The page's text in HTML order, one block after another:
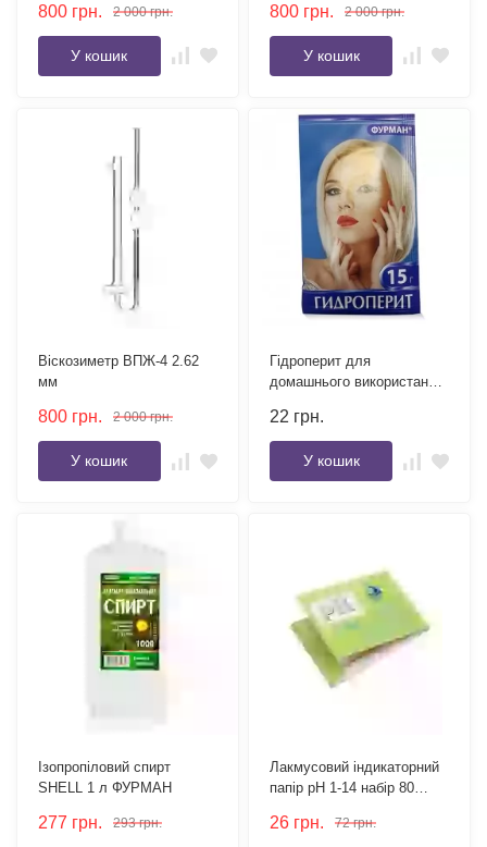
800 грн. 2 000 грн.
У кошик
800 грн. 2 000 грн.
У кошик
Віскозиметр ВПЖ-4 2.62
мм
800 грн. 2 000 грн.
У кошик
Гідроперит для
домашнього використання
22 грн.
У кошик
Ізопропіловий спирт
SHELL 1 л ФУРМАН
277 грн. 293 грн.
Лакмусовий індикаторний
папір pH 1-14 набір 80
26 грн. 72 грн.